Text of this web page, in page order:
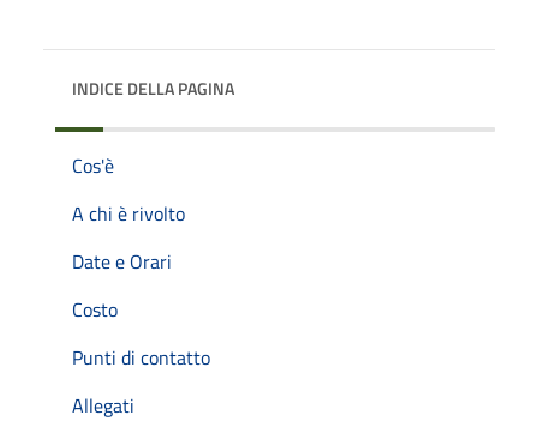
INDICE DELLA PAGINA
Cos'è
A chi è rivolto
Date e Orari
Costo
Punti di contatto
Allegati